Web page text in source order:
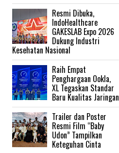
Resmi Dibuka,
IndoHealthcare
GAKESLAB Expo 2026
Dukung Industri
Kesehatan Nasional
Raih Empat
Penghargaan Ookla,
XL Tegaskan Standar
Baru Kualitas Jaringan
Trailer dan Poster
Resmi Film “Baby
Udon” Tampilkan
Keteguhan Cinta